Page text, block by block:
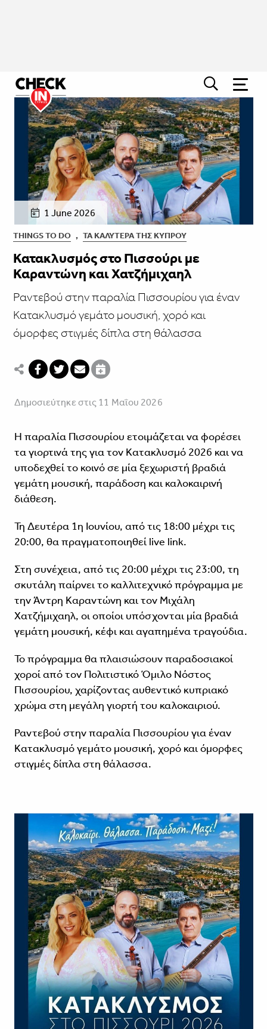
1 June 2026
THINGS TO DO , ΤΑ ΚΑΛΎΤΕΡΑ ΤΗΣ ΚΎΠΡΟΥ
Κατακλυσμός στο Πισσούρι με
Καραντώνη και Χατζήμιχαηλ
Ραντεβού στην παραλία Πισσουρίου για έναν
Κατακλυσμό γεμάτο μουσική, χορό και
όμορφες στιγμές δίπλα στη θάλασσα
Δημοσιεύτηκε στις 11 Μαΐου 2026
Η παραλία Πισσουρίου ετοιμάζεται να φορέσει
τα γιορτινά της για τον Κατακλυσμό 2026 και να
υποδεχθεί το κοινό σε μία ξεχωριστή βραδιά
γεμάτη μουσική, παράδοση και καλοκαιρινή
διάθεση.
Τη Δευτέρα 1η Ιουνίου, από τις 18:00 μέχρι τις
20:00, θα πραγματοποιηθεί live link.
Στη συνέχεια, από τις 20:00 μέχρι τις 23:00, τη
σκυτάλη παίρνει το καλλιτεχνικό πρόγραμμα με
την Άντρη Καραντώνη και τον Μιχάλη
Χατζήμιχαηλ, οι οποίοι υπόσχονται μία βραδιά
γεμάτη μουσική, κέφι και αγαπημένα τραγούδια.
Το πρόγραμμα θα πλαισιώσουν παραδοσιακοί
χοροί από τον Πολιτιστικό Όμιλο Νόστος
Πισσουρίου, χαρίζοντας αυθεντικό κυπριακό
χρώμα στη μεγάλη γιορτή του καλοκαιριού.
Ραντεβού στην παραλία Πισσουρίου για έναν
Κατακλυσμό γεμάτο μουσική, χορό και όμορφες
στιγμές δίπλα στη θάλασσα.